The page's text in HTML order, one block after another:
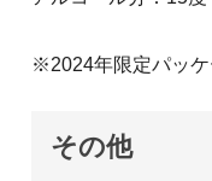
※2024年限定パッケ
その他